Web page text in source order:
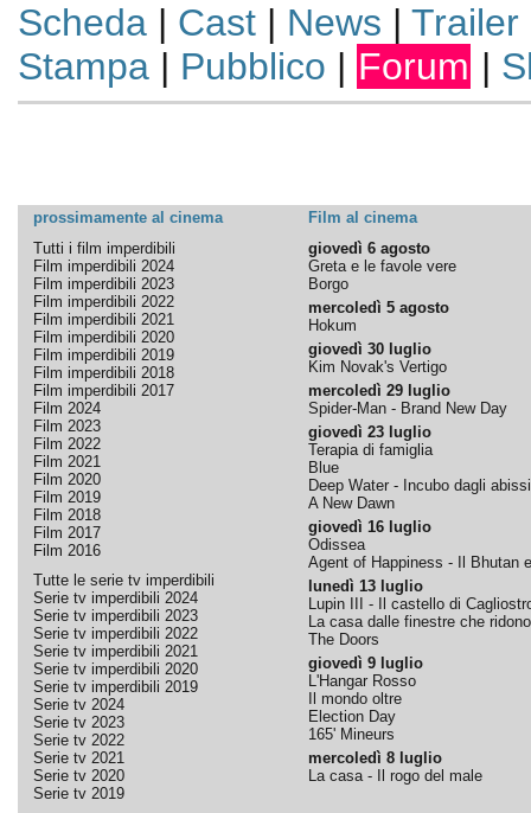
Scheda| Cast| News | Trailer
Stampa| Pubblico | Forum |
prossimamente al cinema
Film al cinema
Tutti i film imperdibili
Film imperdibili 2024
Film imperdibili 2023
Film imperdibili 2022
Film imperdibili 2021
Film imperdibili 2020
Film imperdibili 2019
Film imperdibili 2018
Film imperdibili 2017
Film 2024
Film 2023
Film 2022
Film 2021
Film 2020
Film 2019
Film 2018
Film 2017
Film 2016
Tutte le serie tv imperdibili
Serie tv imperdibili 2024
Serie tv imperdibili 2023
Serie tv imperdibili 2022
Serie tv imperdibili 2021
Serie tv imperdibili 2020
Serie tv imperdibili 2019
Serie tv 2024
Serie tv 2023
Serie tv 2022
Serie tv 2021
Serie tv 2020
Serie tv 2019
giovedì 6 agosto
Greta e le favole vere
Borgo
mercoledì 5 agosto
Hokum
giovedì 30 luglio
Kim Novak's Vertigo
mercoledì 29 luglio
Spider-Man - Brand New Day
giovedì 23 luglio
Terapia di famiglia
Blue
Deep Water - Incubo dagli abissi
A New Dawn
giovedì 16 luglio
Odissea
Agent of Happiness - Il Bhutan
lunedì 13 luglio
Lupin III - Il castello di
La casa dalle finestre che ridono
The Doors
giovedì 9 luglio
L'Hangar Rosso
Il mondo oltre
Election Day
165' Mineurs
mercoledì 8 luglio
La casa - Il rogo del male